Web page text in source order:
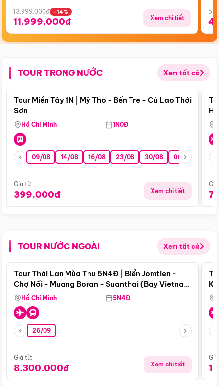
13.999.000đ -14%
11.999.000đ Xem chi tiết
TOUR TRONG NƯỚC Xem tất cả
Điểm nổi bật
Tour Miền Tây 1N | Mỹ Tho - Bến Tre - Cù Lao Thới
Sơn
Hồ Chí Minh 1N0Đ
09/08 14/08 16/08 23/08 30/08 06/09 13/09
Giá từ:
399.000đ Xem chi tiết
TOUR NƯỚC NGOÀI Xem tất cả
Điểm nổi bật
Tour Thái Lan Mùa Thu 5N4Đ | Biển Jomtien -
Chợ Nổi - Muang Boran - Suanthai (Bay Vietnam
Airlines)
Hồ Chí Minh 5N4Đ
26/09
Giá từ:
8.300.000đ Xem chi tiết